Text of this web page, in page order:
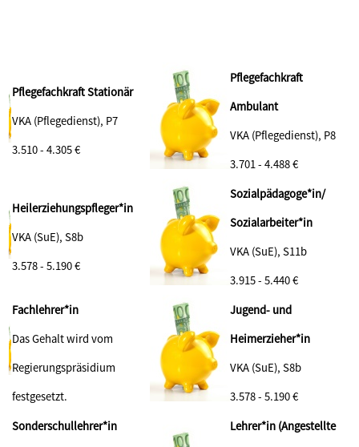
Pflegefachkraft Stationär
VKA (Pflegedienst), P7
3.510 - 4.305 €
Pflegefachkraft
Ambulant
VKA (Pflegedienst), P8
3.701 - 4.488 €
Heilerziehungspfleger*in
VKA (SuE), S8b
3.578 - 5.190€
Sozialpädagoge*in/
Sozialarbeiter*in
VKA (SuE), S11b
3.915 - 5.440 €
Fachlehrer*in
Das Gehalt wird vom
Regierungspräsidium
festgesetzt.
Jugend- und
Heimerzieher*in
VKA (SuE), S8b
3.578 - 5.190 €
Sonderschullehrer*in
Lehrer*in (Angestellte